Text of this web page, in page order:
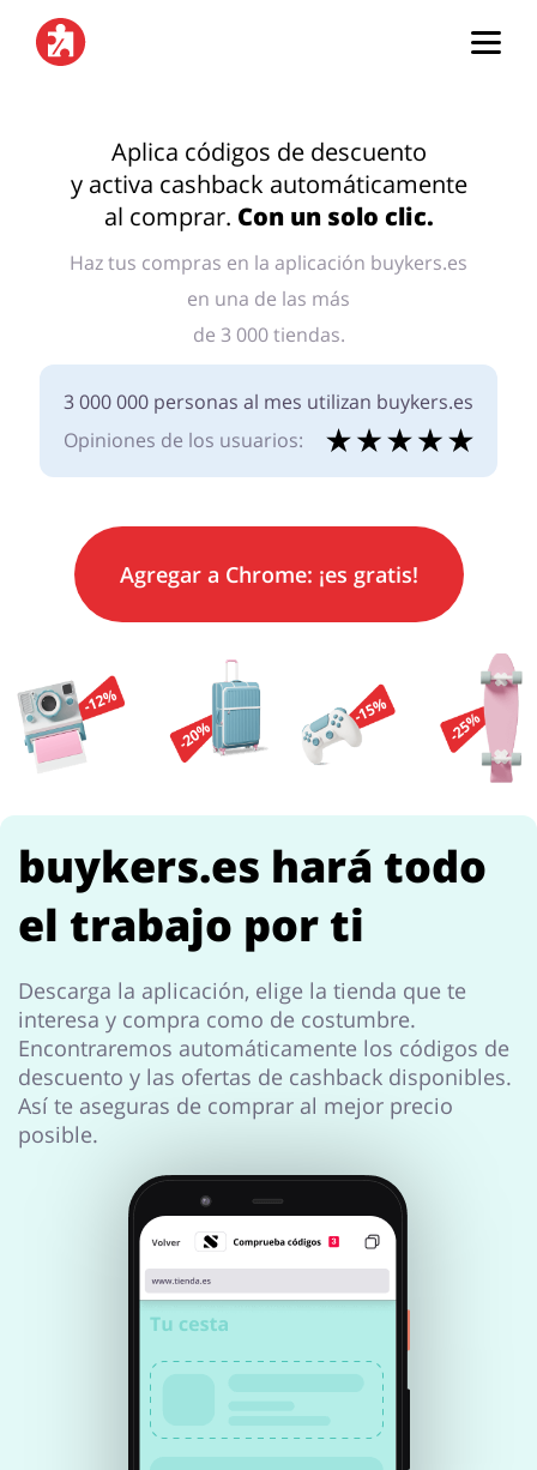
Categorías
Electrodomésticos
Niños Turismo y Viajes
Joyería y Accesorios Libros y Entretenimiento
Lencería y Erótica Motorización
Top100
Iniciar sesión
Regístrate
Aplica códigos de descuento
y activa cashback automáticamente
al comprar. Con un solo clic.
Haz tus compras en la aplicación buykers.es
en una de las más
de 3 000 tiendas.
3 000 000 personas al mes utilizan buykers.es
Opiniones de los usuarios:
Agregar a Chrome: ¡es gratis!
buykers.es hará todo
el trabajo por ti
Descarga la aplicación, elige la tienda que te
interesa y compra como de costumbre.
Encontraremos automáticamente los códigos de
descuento y las ofertas de cashback disponibles.
Así te aseguras de comprar al mejor precio
posible.